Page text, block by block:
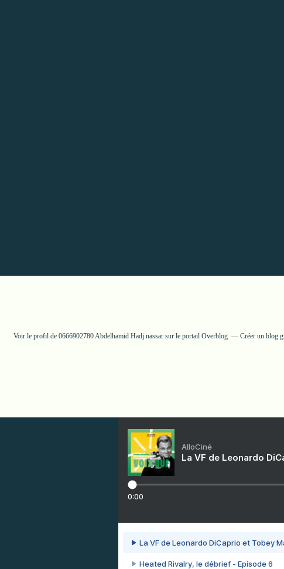
Voir le profil de 0666902780 Abdelhamid Hadj nassarsur le portail Overblog Créer un blog
AlloCiné
La VF de Leonardo
0:00
La VF de Leonardo DiCaprio et Tobey
Heated Rivalry, le débrief - Episode 6